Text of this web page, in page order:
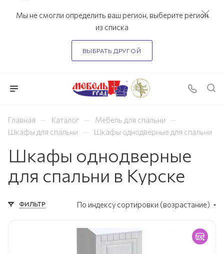
Мы не смогли определить ваш регион, выберите регион
из списка
ВЫБРАТЬ ДРУГОЙ
Главная — Каталог — Мебель для спальни —
Шкафы для спальни — Шкафы однодверные для спальни
Шкафы однодверные
для спальни в Курске
ФИЛЬТР По индексу сортировки (возрастание)